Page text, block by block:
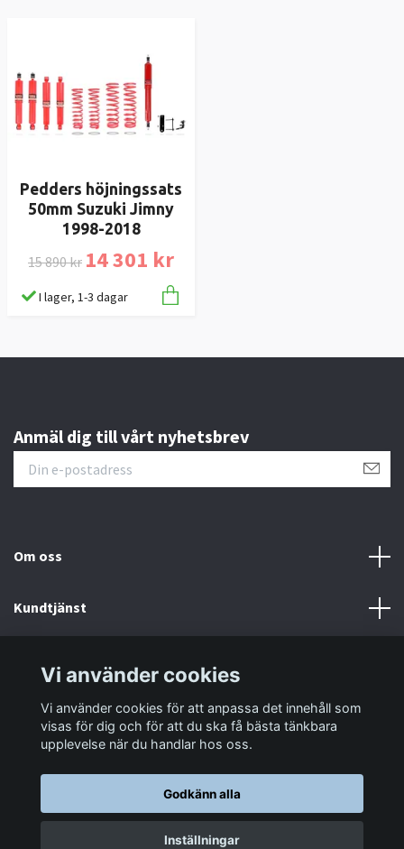
Pedders höjningssats
50mm Suzuki Jimny
1998-2018
15 890 kr 14 301 kr
I lager, 1-3 dagar
Anmäl dig till vårt nyhetsbrev
Om oss
Kundtjänst
Sociala medier
© 2026 LastaTungt.se
Vi använder cookies
Vi använder cookies för att anpassa det innehåll som
visas för dig och för att du ska få bästa tänkbara
upplevelse när du handlar hos oss.
Godkänn alla
Inställningar